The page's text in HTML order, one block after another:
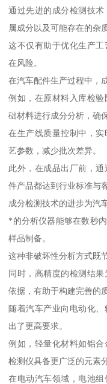
通过先进的成分检测技
属成分以及可能存在的杂
这不仅有助于优化生产
在风险。
在汽车配件生产过程中，
例如，在原材料入库检
础材料进行成分分析，确
在生产线质量控制中，
艺参数，减少批次差异。
此外，在成品出厂前，
件产品都达到行业标准与
成分检测技术的进步为汽
*的分析仪器能够在数秒
样品制备。
这种非破坏性分析方式既
同时，高精度的检测结
依据，有助于构建完善的
随着汽车产业向电动化
出了更高要求。
例如，轻量化材料如铝
检测仪具备更广泛的元素
在电动汽车领域，电池